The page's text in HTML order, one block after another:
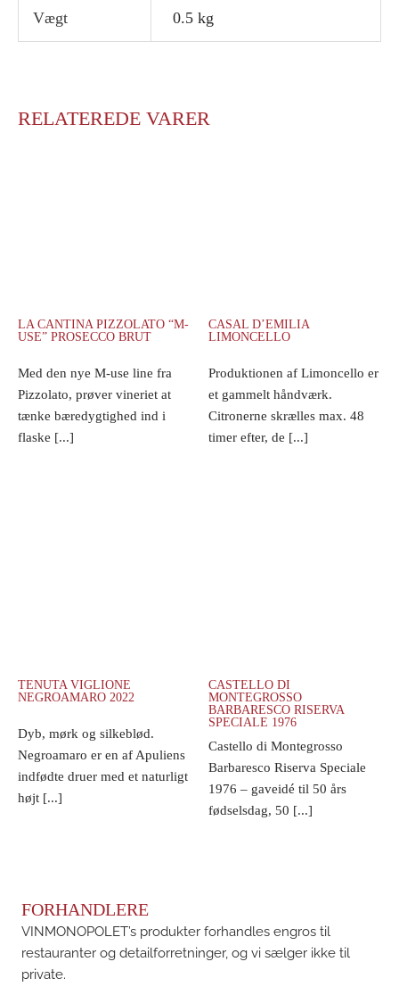
Vægt 0.5 kg
RELATEREDE VARER
LA CANTINA PIZZOLATO “M-
USE” PROSECCO BRUT
Med den nye M-use line fra
Pizzolato, prøver vineriet at
tænke bæredygtighed ind i
flaske [...]
CASAL D’EMILIA
LIMONCELLO
Produktionen af Limoncello er
et gammelt håndværk.
Citronerne skrælles max. 48
timer efter, de [...]
TENUTA VIGLIONE
NEGROAMARO 2022
Dyb, mørk og silkeblød.
Negroamaro er en af Apuliens
indfødte druer med et naturligt
højt [...]
CASTELLO DI
MONTEGROSSO
BARBARESCO RISERVA
SPECIALE 1976
Castello di Montegrosso
Barbaresco Riserva Speciale
1976 – gaveidé til 50 års
fødselsdag, 50 [...]
FORHANDLERE
VINMONOPOLET’s produkter forhandles engros til
restauranter og detailforretninger, og vi sælger ikke til
private.